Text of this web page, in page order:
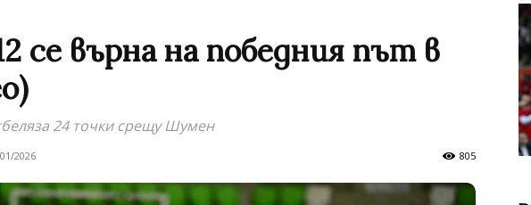
се върна на победния път в
24 точки срещу Шумен
2026 805